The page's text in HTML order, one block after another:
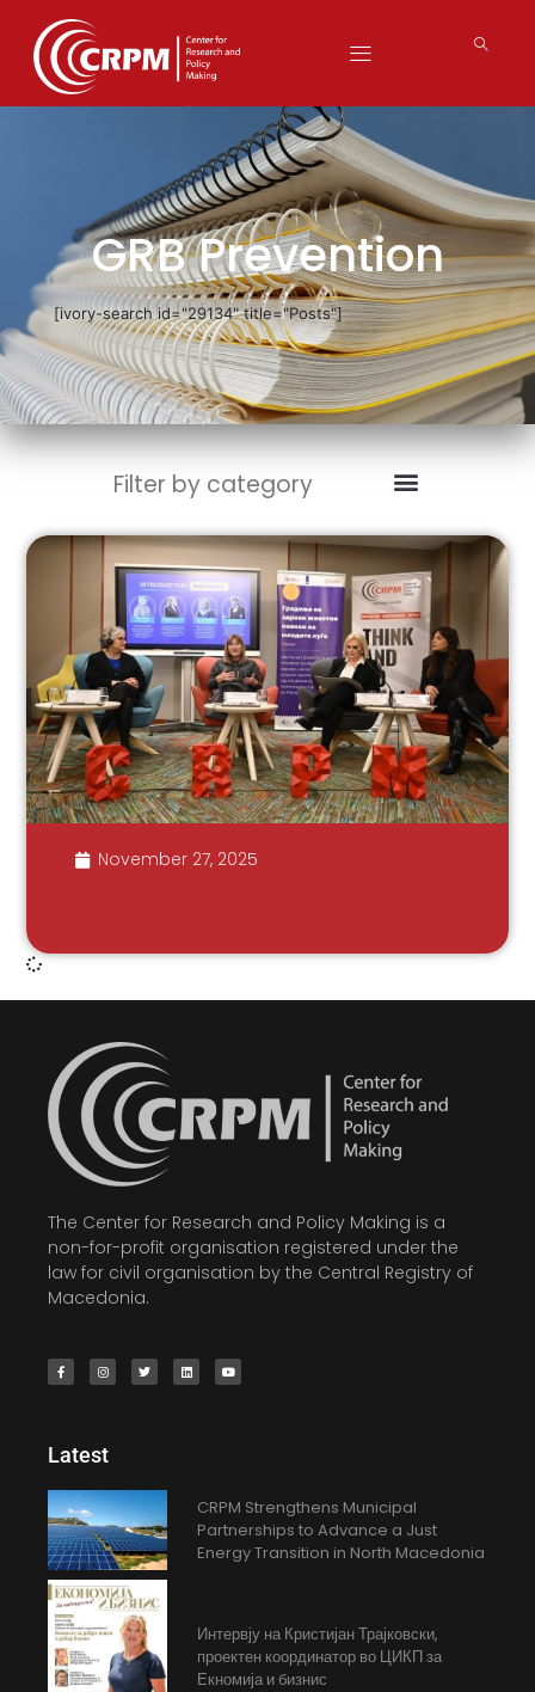
GRB Prevention
[ivory-search id="29134" title="Posts"]
Filter by category
November 27, 2025
The Center for Research and Policy Making is a
non-for-profit organisation registered under the
law for civil organisation by the Central Registry of
Macedonia.
Latest
CRPM Strengthens Municipal
Partnerships to Advance a Just
Energy Transition in North Macedonia
Интервју на Кристијан Трајковски,
проектен координатор во ЦИКП за
Екномија и бизнис